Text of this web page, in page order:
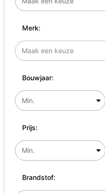
Merk:
Bouwjaar:
Prijs:
Brandstof: